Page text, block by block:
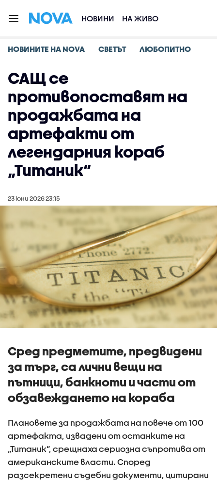
НОВИНИ НА ЖИВО
НОВИНИТЕ НА NOVA СВЕТЪТ ЛЮБОПИТНО
САЩ се
противопоставят на
продажбата на
артефакти от
легендарния кораб
„Титаник“
23 юни 2026 23:15
Сред предметите, предвидени
за търг, са лични вещи на
пътници, банкноти и части от
обзавеждането на кораба
Плановете за продажбата на повече от 100
артефакта, извадени от останките на
„Титаник“, срещнаха сериозна съпротива от
американските власти. Според
разсекретени съдебни документи, цитирани